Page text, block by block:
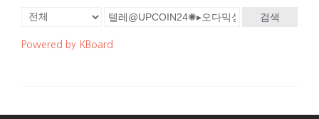
검색
Powered by KBoard